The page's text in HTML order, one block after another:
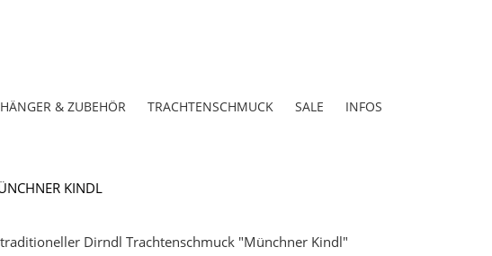
& ZUBEHÖR TRACHTENSCHMUCK SALE INFOS
KINDL
Dirndl Trachtenschmuck "Münchner Kindl"